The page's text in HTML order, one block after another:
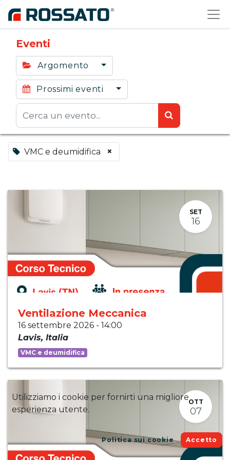
Eventi
Argomento
Prossimi eventi
VMC e deumidifica ×
SET
16
Ventilazione Meccanica
16 settembre 2026 - 14:00
Lavis, Italia
VMC e deumidifica
OTT
07
Utilizziamo i cookie per fornirti una migliore
esperienza utente.
Politica sui cookie Accetto